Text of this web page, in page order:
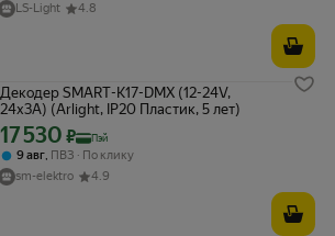
LS-Light
4.8
Декодер SMART-K17-DMX (12-24V,
24x3A) (Arlight, IP20 Пластик, 5 лет)
Цена с картой Яндекс Пэй 17530 ₽ вместо
17 530 ₽ Пэй
9 авг, ПВЗ
По клику
sm-elektro
4.9